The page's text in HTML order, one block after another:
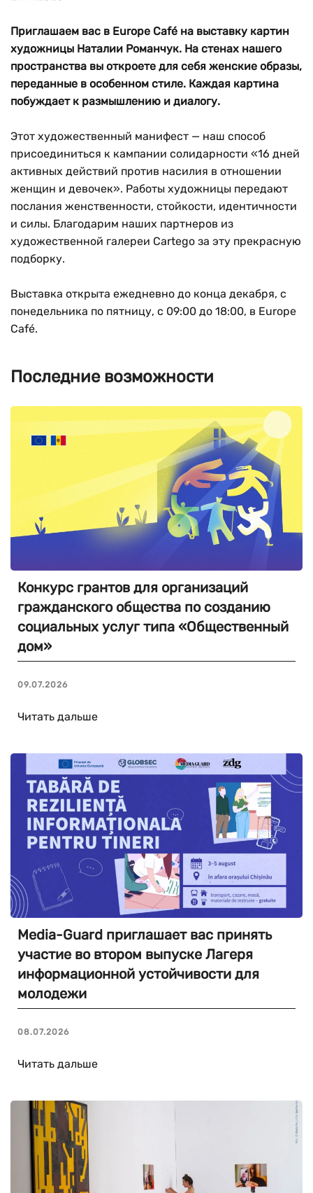
Приглашаем вас в Europe Café на выставку картин
художницы Наталии Романчук. На стенах нашего
пространства вы откроете для себя женские образы,
переданные в особенном стиле. Каждая картина
побуждает к размышлению и диалогу.
Этот художественный манифест — наш способ
присоединиться к кампании солидарности «16 дней
активных действий против насилия в отношении
женщин и девочек». Работы художницы передают
послания женственности, стойкости, идентичности
и силы. Благодарим наших партнеров из
художественной галереи Cartego за эту прекрасную
подборку.
Выставка открыта ежедневно до конца декабря, с
понедельника по пятницу, с 09:00 до 18:00, в Europe
Café.
Последние возможности
Конкурс грантов для организаций
гражданского общества по созданию
социальных услуг типа «Общественный
дом»
09.07.2026
Читать дальше
Media-Guard приглашает вас принять
участие во втором выпуске Лагеря
информационной устойчивости для
молодежи
08.07.2026
Читать дальше